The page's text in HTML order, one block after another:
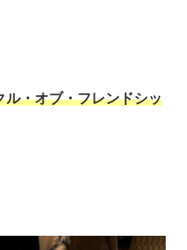
・オブ・フレンドシッ